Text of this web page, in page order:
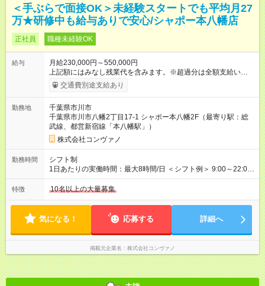
＜手ぶらで面接OK＞未経験スタートでも平均月27
万★研修中も給与ありで安心/シャポー本八幡店
正社員 職種未経験OK
給与
月給230,000円～550,000円
上記額にはみなし残業代を含みます。※超過分は全額支給いたし
ます。 みなし残業代 8,940円／月 みなし残業時間 5.5時間／月
上記には、月5.5時間分のみなし残業代(8，940円)を含む。超過
円～ （期間中は契約社員） ※社内基準を満たした場合は、その
後正規登用可 【年収例】 ◆エリアマネージャー 月給25万円＋役
職手当3万円＋インセン14万5，781円＝42万5，781円 ◆店長
月給 25万円＋役職手当1万円＋インセン8万2，547円＝34万2，
547円 ◆社員(役職なし) 月給23万円＋インセン1万4701円＝24
万4，701円 ＜別途支給手当＞ ・インセンティブ：月10万円以
上も可能！ ・賞与：年2回(6月/12月)※業績による ・交通費：月
たり) ・回数：随時 ・反映時期：次月の給与から ・評価手法：
社内評価に基づく ※あなたの頑張りをしっかり評価します！で
きることが増えるほどお給料に反映される環境です。 【試用期
間】試用期間あり 試用期間の長さ：6ヶ月 ※ 雇用形態と給与
に、本採用時と異なる部分があります。 雇用形態：中途採用
（契約社員） 給与：月給 220,000円以上 上記額にはみなし残業
代 8,552円／月 みなし残業時間 5.5時間／月
交通費別途支給あり
勤務地
千葉県市川市
千葉県市川市八幡2丁目17-1 シャポー本八幡2F（最寄り駅：総
武線、都営新宿線「本八幡駅」）
株式会社コンヴァノ
勤務時間
シフト制
1日あたりの実働時間：最大8時間/日 ＜シフト例＞ 9:00～22:00
でのシフト制（実働8時間／休憩60分） ※残業時間は月平均で
10時間程度 ※営業時間は【平日】11：00～22：00、【土日祝】
ます。
特徴 10名以上の大量募集
気になる！ 応募する 詳細へ
掲載元企業名 株式会社コンヴァノ